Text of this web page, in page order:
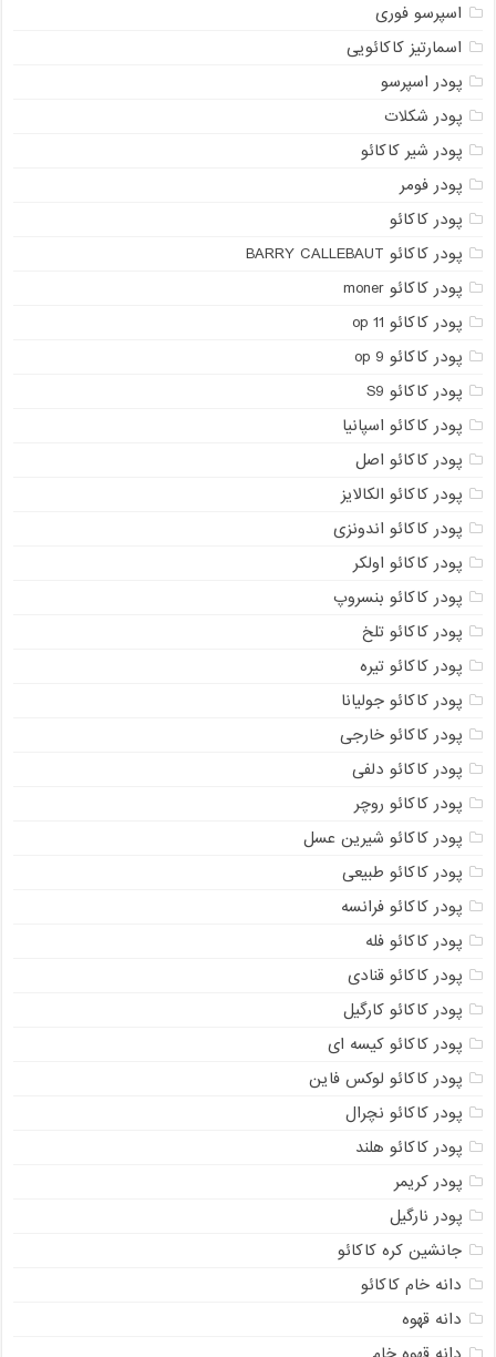
اسپرسو فوری
اسمارتیز کاکائویی
پودر اسپرسو
پودر شکلات
پودر شیر کاکائو
پودر فومر
پودر کاکائو
پودر کاکائو BARRY CALLEBAUT
پودر کاکائو moner
پودر کاکائو op 11
پودر کاکائو op 9
پودر کاکائو S9
پودر کاکائو اسپانیا
پودر کاکائو اصل
پودر کاکائو الکالایز
پودر کاکائو اندونزی
پودر کاکائو اولکر
پودر کاکائو بنسروپ
پودر کاکائو تلخ
پودر کاکائو تیره
پودر کاکائو جولیانا
پودر کاکائو خارجی
پودر کاکائو دلفی
پودر کاکائو روچر
پودر کاکائو شیرین عسل
پودر کاکائو طبیعی
پودر کاکائو فرانسه
پودر کاکائو فله
پودر کاکائو قنادی
پودر کاکائو کارگیل
پودر کاکائو کیسه ای
پودر کاکائو لوکس فاین
پودر کاکائو نچرال
پودر کاکائو هلند
پودر کریمر
پودر نارگیل
جانشین کره کاکائو
دانه خام کاکائو
دانه قهوه